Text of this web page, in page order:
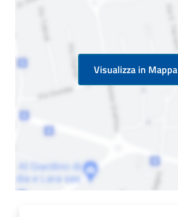
Visualizza in Mappa